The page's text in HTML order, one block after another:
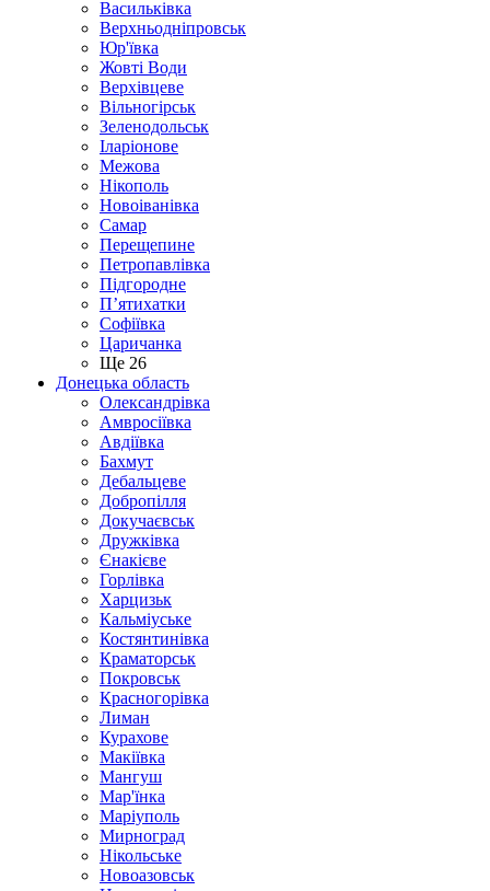
Васильківка
Верхньодніпровськ
Юр'ївка
Жовті Води
Верхівцеве
Вільногірськ
Зеленодольськ
Іларіонове
Межова
Нікополь
Новоіванівка
Самар
Перещепине
Петропавлівка
Підгородне
П’ятихатки
Софіївка
Царичанка
Ще 26
Донецька область
Олександрівка
Амвросіївка
Авдіївка
Бахмут
Дебальцеве
Добропілля
Докучаєвськ
Дружківка
Єнакієве
Горлівка
Харцизьк
Кальміуське
Костянтинівка
Краматорськ
Покровськ
Красногорівка
Лиман
Курахове
Макіївка
Мангуш
Мар'їнка
Маріуполь
Мирноград
Нікольське
Новоазовськ